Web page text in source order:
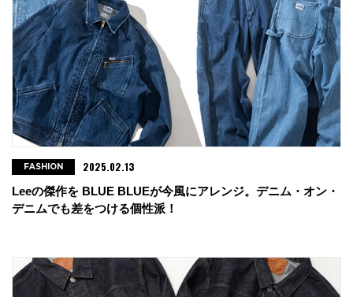
Leeの傑作を BLUE BLUEが今風にアレンジ。デニム・オン・
デニムでも差をつける個性派！
FASHION 2025.02.13